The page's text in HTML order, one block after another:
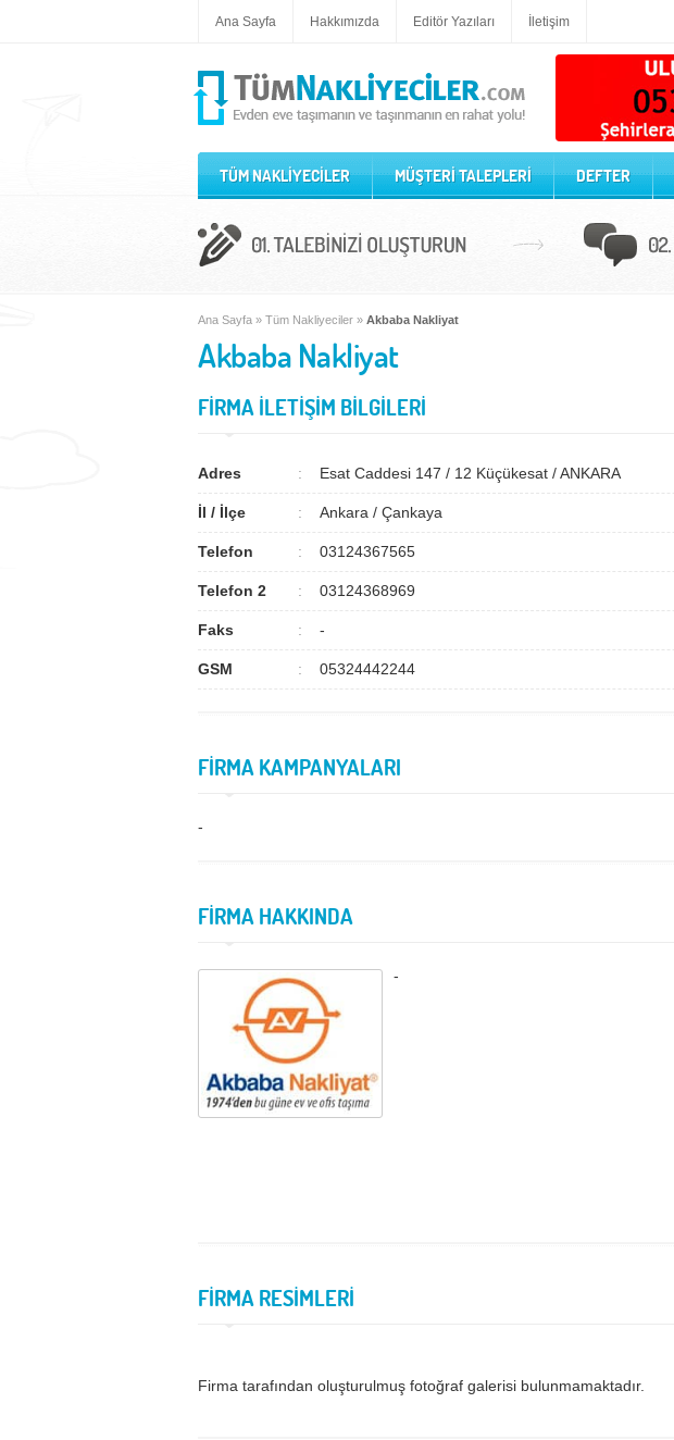
Ana Sayfa Hakkımızda Editör Yazıları İletişim
TÜM NAKLİYECİLER MÜŞTERİ TALEPLERİ DEFTER
Ana Sayfa » Tüm Nakliyeciler » Akbaba Nakliyat
Akbaba Nakliyat
FİRMA İLETİŞİM BİLGİLERİ
Adres Esat Caddesi 147 / 12 Küçükesat / ANKARA
İl / İlçe Ankara / Çankaya
Telefon 03124367565
Telefon 2 03124368969
Faks -
GSM 05324442244
FİRMA KAMPANYALARI
-
FİRMA HAKKINDA
-
FİRMA RESİMLERİ
Firma tarafından oluşturulmuş fotoğraf galerisi bulunmamaktadır.